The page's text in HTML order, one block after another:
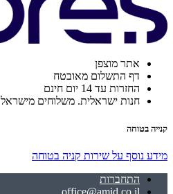
אתר מוצפן
דף התשלום מאובטח
החזרות עד 14 יום חינם
חנות ישראלית. משלוחים מישראל
קנייה בטוחה
מידע נוסף על שירות קניה בטוחה
התחברות
office@amid.co.il